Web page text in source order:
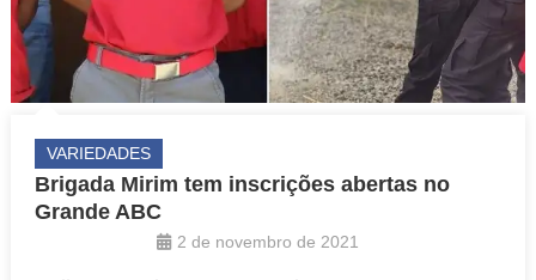
VARIEDADES
Brigada Mirim tem inscrições abertas no
Grande ABC
2 de novembro de 2021